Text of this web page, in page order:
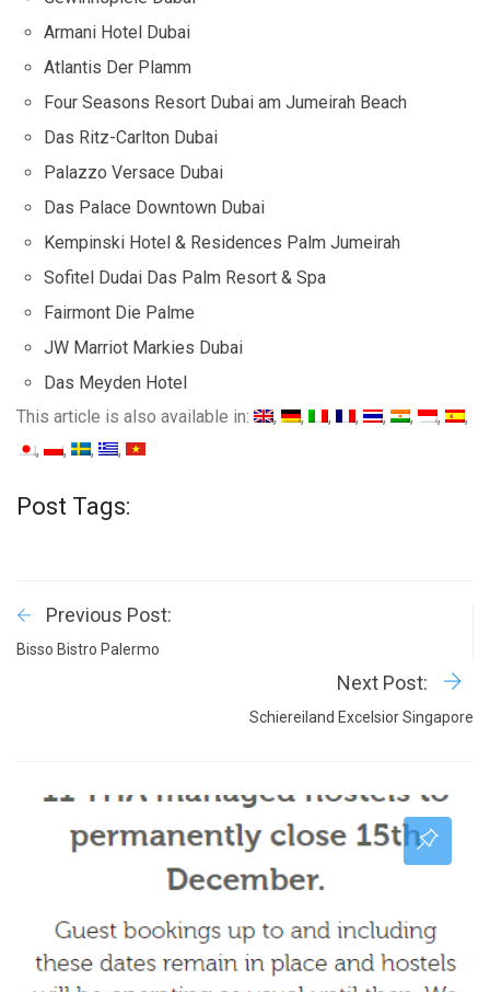
Armani Hotel Dubai
Atlantis Der Plamm
Four Seasons Resort Dubai am Jumeirah Beach
Das Ritz-Carlton Dubai
Palazzo Versace Dubai
Das Palace Downtown Dubai
Kempinski Hotel & Residences Palm Jumeirah
Sofitel Dudai Das Palm Resort & Spa
Fairmont Die Palme
JW Marriot Markies Dubai
Das Meyden Hotel
This article is also available in:
Post Tags:
Previous Post:
Bisso Bistro Palermo
Next Post:
Schiereiland Excelsior Singapore